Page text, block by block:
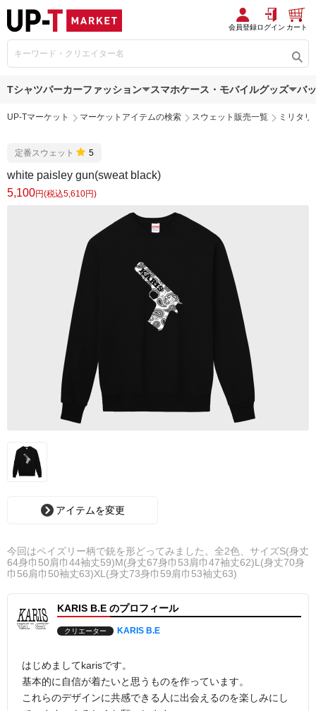
会員登録ログイン カート
Tシャツパーカーファッション スマホケース・モバイルグッズ バ
UP-Tマーケット マーケットアイテムの検索 スウェット販売一覧 ミリタリ
定番スウェット 5
white paisley gun(sweat black)
5,100円(税込5,610円)
アイテムを変更
今回はペイズリー柄で銃を形どってみました。全2色、サイズS(身丈
64身巾50肩巾44袖丈59)M(身丈67身巾53肩巾47袖丈62)L(身丈70身
巾56肩巾50袖丈63)XL(身丈73身巾59肩巾53袖丈63)
KARIS B.E のプロフィール
クリエーター KARIS B.E
はじめましてkarisです。
基本的に自信が着たいと思うものを作っています。
これらのデザインに共感できる人に出会えるのを楽しみにし